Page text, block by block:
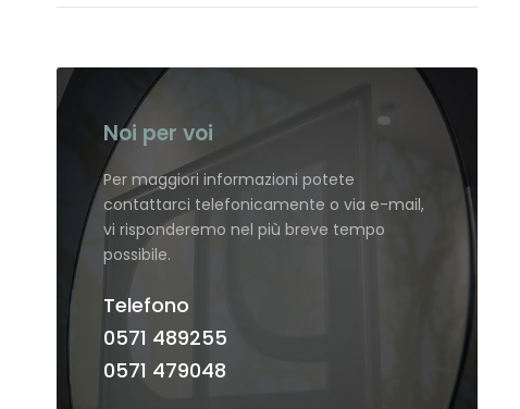
Noi per voi
Per maggiori informazioni potete
contattarci telefonicamente o via e-mail,
vi risponderemo nel più breve tempo
possibile.
Telefono
0571 489255
0571 479048